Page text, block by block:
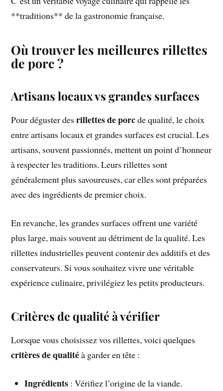
**traditions** de la gastronomie française.
Où trouver les meilleures rillettes
de porc ?
Artisans locaux vs grandes surfaces
Pour déguster desrillettes de porcde qualité, le choix
entre artisans locaux et grandes surfaces est crucial. Les
artisans, souvent passionnés, mettent un point d’honneur
à respecter les traditions. Leurs rillettes sont
généralement plus savoureuses, car elles sont préparées
avec des ingrédients de premier choix.
En revanche, les grandes surfaces offrent une variété
plus large, mais souvent au détriment de la qualité. Les
rillettes industrielles peuvent contenir des additifs et des
conservateurs. Si vous souhaitez vivre une véritable
expérience culinaire, privilégiez les petits producteurs.
Critères de qualité à vérifier
Lorsque vous choisissez vos rillettes, voici quelques
critères de qualitéà garder en tête :
Ingrédients : Vérifiez l’origine de la viande.